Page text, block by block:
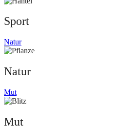
Sport
Natur
Natur
Mut
Mut